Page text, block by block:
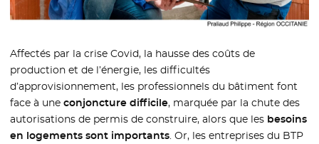
Affectés par la crise Covid, la hausse des coûts de
production et de l’énergie, les difficultés
d’approvisionnement, les professionnels du bâtiment font
face à uneconjoncture difficile, marquée par la chute des
autorisations de permis de construire, alors que les besoins
en logements sont importants. Or, les entreprises du BTP